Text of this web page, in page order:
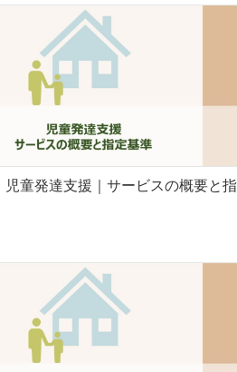
児童発達支援｜サービスの概要と指